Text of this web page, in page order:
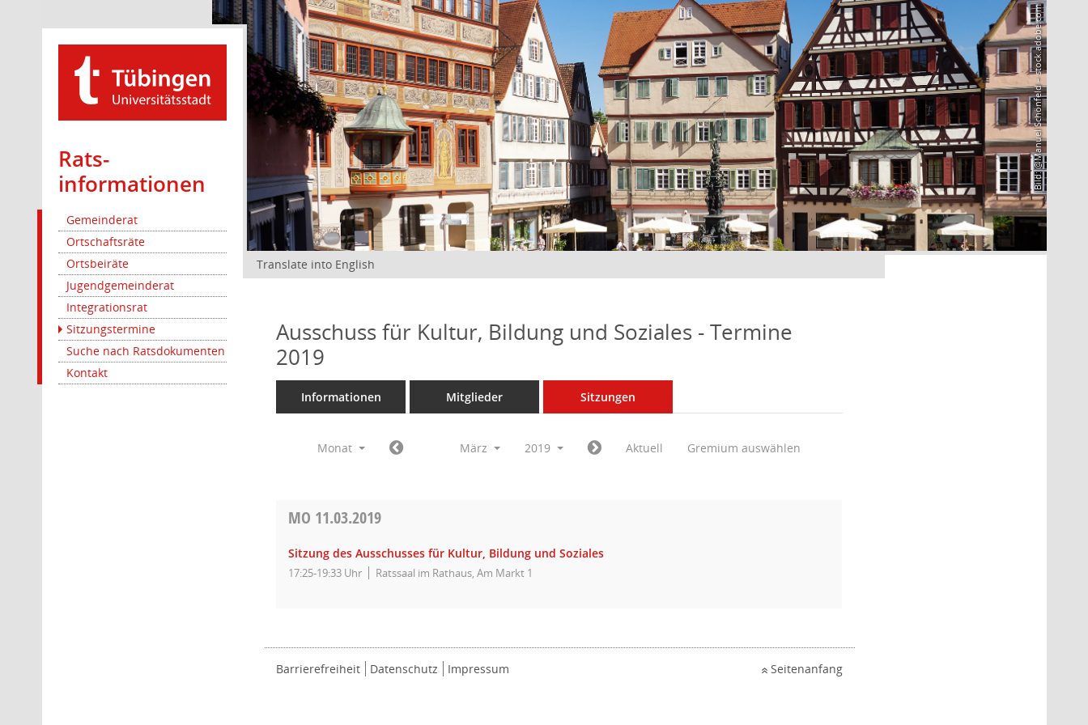
Rats­
informationen
Gemeinderat
Ortschaftsräte
Ortsbeiräte
Jugendgemeinderat
Integrationsrat
Sitzungstermine
Suche nach Ratsdokumenten
Kontakt
Bild: @Manuel Schönfeld – stock.adobe.com
Translate into English
Ausschuss für Kultur, Bildung und Soziales - Termine
2019
Informationen Mitglieder Sitzungen
Monat März 2019 Aktuell Gremium auswählen
MO 11.03.2019
Sitzung des Ausschusses für Kultur, Bildung und Soziales
17:25-19:33 Uhr Ratssaal im Rathaus, Am Markt 1
Barrierefreiheit Datenschutz Impressum Seitenanfang